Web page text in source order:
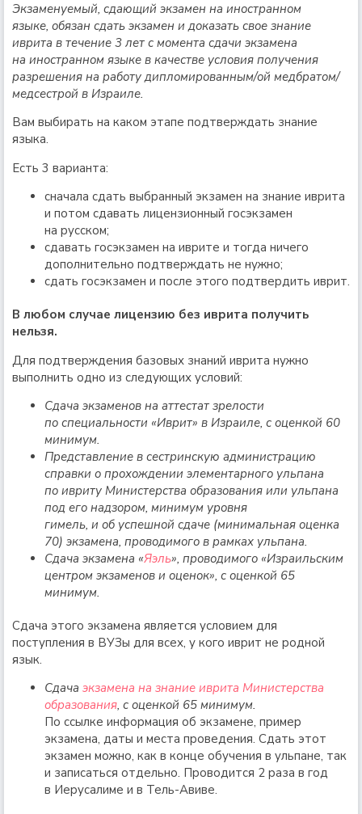
Экзаменуемый, сдающий экзамен на иностранном
языке, обязан сдать экзамен и доказать свое знание
иврита в течение 3 лет с момента сдачи экзамена
на иностранном языке в качестве условия получения
разрешения на работу дипломированным/ой медбратом/
медсестрой в Израиле.
Вам выбирать на каком этапе подтверждать знание
языка.
Есть 3 варианта:
сначала сдать выбранный экзамен на знание иврита
и потом сдавать лицензионный госэкзамен
на русском;
сдавать госэкзамен на иврите и тогда ничего
дополнительно подтверждать не нужно;
сдать госэкзамен и после этого подтвердить иврит.
В любом случае лицензию без иврита получить
нельзя.
Для подтверждения базовых знаний иврита нужно
выполнить одно из следующих условий:
Сдача экзаменов на аттестат зрелости
по специальности «Иврит» в Израиле, с оценкой 60
минимум.
Представление в сестринскую администрацию
справки о прохождении элементарного ульпана
по ивриту Министерства образования или ульпана
под его надзором, минимум уровня
гимель, и об успешной сдаче (минимальная оценка
70) экзамена, проводимого в рамках ульпана.
Сдача экзамена «Яэль», проводимого «Израильским
центром экзаменов и оценок», с оценкой 65
минимум.
Сдача этого экзамена является условием для
поступления в ВУЗы для всех, у кого иврит не родной
язык.
Сдача экзамена на знание иврита Министерства
образования, с оценкой 65 минимум.
По ссылке информация об экзамене, пример
экзамена, даты и места проведения. Сдать этот
экзамен можно, как в конце обучения в ульпане, так
и записаться отдельно. Проводится 2 раза в год
в Иерусалиме и в Тель-Авиве.